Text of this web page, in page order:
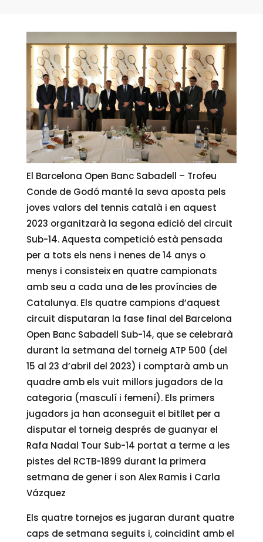
El Barcelona Open Banc Sabadell – Trofeu
Conde de Godó manté la seva aposta pels
joves valors del tennis català i en aquest
2023 organitzarà la segona edició del circuit
Sub-14. Aquesta competició està pensada
per a tots els nens i nenes de 14 anys o
menys i consisteix en quatre campionats
amb seu a cada una de les províncies de
Catalunya. Els quatre campions d’aquest
circuit disputaran la fase final del Barcelona
Open Banc Sabadell Sub-14, que se celebrarà
durant la setmana del torneig ATP 500 (del
15 al 23 d’abril del 2023) i comptarà amb un
quadre amb els vuit millors jugadors de la
categoria (masculí i femení). Els primers
jugadors ja han aconseguit el bitllet per a
disputar el torneig després de guanyar el
Rafa Nadal Tour Sub-14 portat a terme a les
pistes del RCTB-1899 durant la primera
setmana de gener i son Alex Ramis i Carla
Vázquez
Els quatre tornejos es jugaran durant quatre
caps de setmana seguits i, coincidint amb el